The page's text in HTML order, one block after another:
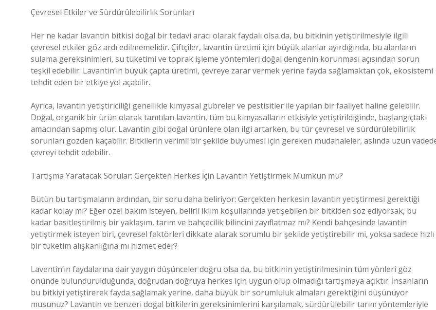
Çevresel Etkiler ve Sürdürülebilirlik Sorunları
Her ne kadar lavantin bitkisi doğal bir tedavi aracı olarak faydalı olsa da, bu bitkinin yetiştirilmesiyle ilgili
çevresel etkiler göz ardı edilmemelidir. Çiftçiler, lavantin üretimi için büyük alanlar ayırdığında, bu alanların
sulama gereksinimleri, su tüketimi ve toprak işleme yöntemleri doğal dengenin korunması açısından sorun
teşkil edebilir. Lavantin’in büyük çapta üretimi, çevreye zarar vermek yerine fayda sağlamaktan çok, ekosistemi
tehdit eden bir etkiye yol açabilir.
Ayrıca, lavantin yetiştiriciliği genellikle kimyasal gübreler ve pestisitler ile yapılan bir faaliyet haline gelebilir.
Doğal, organik bir ürün olarak tanıtılan lavantin, tüm bu kimyasalların etkisiyle yetiştirildiğinde, başlangıçtaki
amacından sapmış olur. Lavantin gibi doğal ürünlere olan ilgi artarken, bu tür çevresel ve sürdürülebilirlik
sorunları gözden kaçabilir. Bitkilerin verimli bir şekilde büyümesi için gereken müdahaleler, aslında uzun
çevreyi tehdit edebilir.
Tartışma Yaratacak Sorular: Gerçekten Herkes İçin Lavantin Yetiştirmek Mümkün mü?
Bütün bu tartışmaların ardından, bir soru daha beliriyor: Gerçekten herkesin lavantin yetiştirmesi gerektiği
kadar kolay mı? Eğer özel bakım isteyen, belirli iklim koşullarında yetişebilen bir bitkiden söz ediyorsak, bu
kadar basitleştirilmiş bir yaklaşım, tarım ve bahçecilik bilincini zayıflatmaz mı? Kendi bahçesinde lavantin
yetiştirmek isteyen biri, çevresel faktörleri dikkate alarak sorumlu bir şekilde yetiştirebilir mi, yoksa sadece hızlı
bir tüketim alışkanlığına mı hizmet eder?
Laventin’in faydalarına dair yaygın düşünceler doğru olsa da, bu bitkinin yetiştirilmesinin tüm yönleri göz
önünde bulundurulduğunda, doğrudan doğruya herkes için uygun olup olmadığı tartışmaya açıktır. İnsanların
bu bitkiyi yetiştirerek fayda sağlamak yerine, daha büyük bir sorumluluk almaları gerektiğini düşünüyor
musunuz? Lavantin ve benzeri doğal bitkilerin gereksinimlerini karşılamak, sürdürülebilir tarım yöntemleriyle